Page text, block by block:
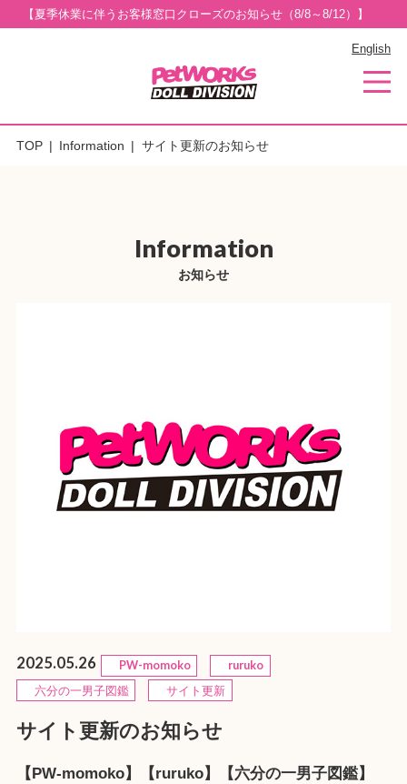
【夏季休業に伴うお客様窓口クローズのお知らせ（8/8～8/12）】
English
TOP Information サイト更新のお知らせ
Information
お知らせ
2025.05.26 PW-momoko
ruruko
六分の一男子図鑑
サイト更新
サイト更新のお知らせ
【PW-momoko】【ruruko】【六分の一男子図鑑】